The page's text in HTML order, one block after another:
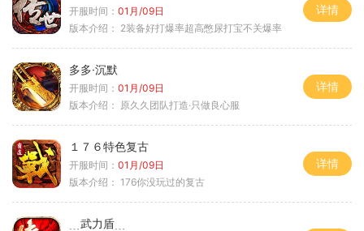
开服时间： 01月/09日
版本介绍： 2装备好打爆率超高憋尿打宝不关爆率
详情
多多·沉默
开服时间： 01月/09日
版本介绍： 原久久团队打造·只做良心服
详情
１７６特色复古
开服时间： 01月/09日
版本介绍： 176你没玩过的复古
详情
﹍武力盾﹍